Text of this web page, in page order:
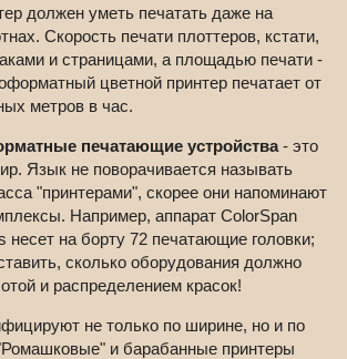
должен уметь печатать даже на
Скорость печати плоттеров, кстати,
и страницами, а площадью печати -
цветной принтер печатает от
метров в час.
печатающие устройства- это
Язык не поворачивается называть
"принтерами", скорее они напоминают
Например, аппарат ColorSpan
несет на борту 72 печатающие головки;
сколько оборудования должно
и распределением красок!
не только по ширине, но и по
и барабанные принтеры